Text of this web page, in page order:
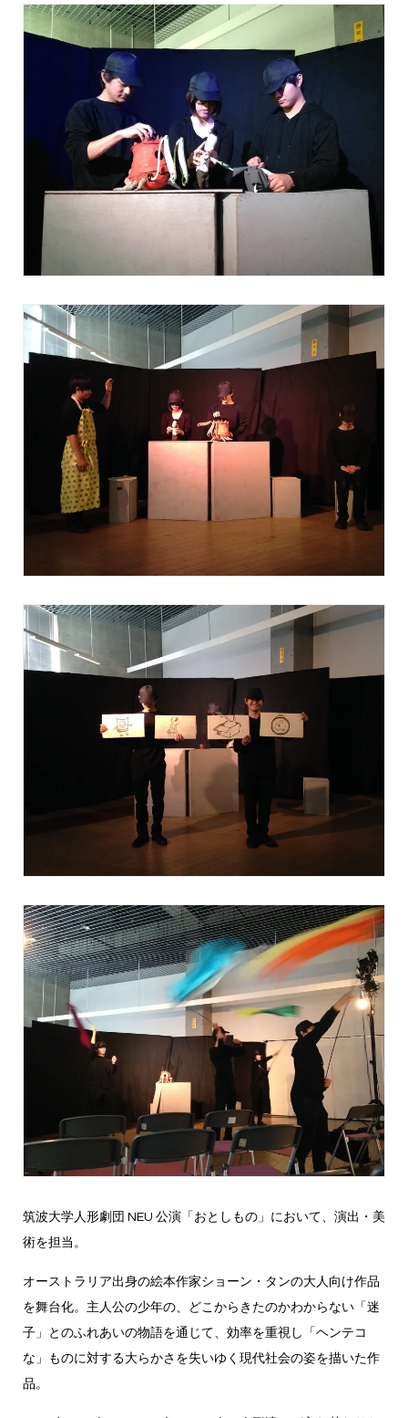
筑波大学人形劇団 NEU 公演「おとしもの」において、演出・美
術を担当。
オーストラリア出身の絵本作家ショーン・タンの大人向け作品
を舞台化。主人公の少年の、どこからきたのかわからない「迷
子」とのふれあいの物語を通じて、効率を重視し「ヘンテコ
な」ものに対する大らかさを失いゆく現代社会の姿を描いた作
品。